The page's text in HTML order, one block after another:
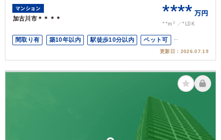
マンション
加古川市＊＊＊＊ **** 万円
**m² *LDK
間取り有 築10年以内 駅徒歩10分以内
ペット可
更新日： 2026.07.19